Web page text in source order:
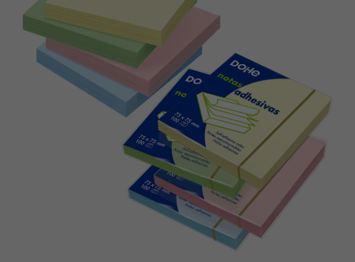
mm
x
8
grip,
clip
metálico
colores
Surtidos